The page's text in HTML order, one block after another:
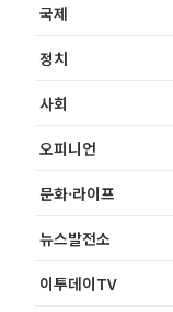
국제
정치
사회
오피니언
문화·라이프
뉴스발전소
이투데이TV